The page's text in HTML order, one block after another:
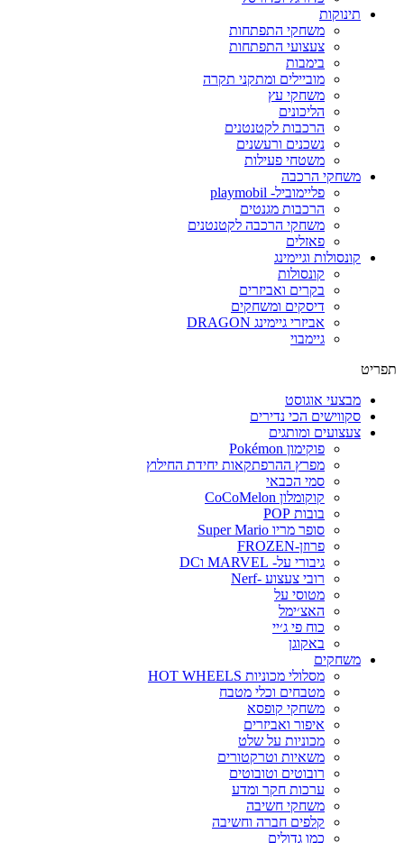
תינוקות
משחקי התפתחות
צעצועי התפתחות
בימבות
מוביילים ומתקני תקרה
משחקי עץ
הליכונים
הרכבות לקטנטנים
נשכנים ורעשנים
משטחי פעילות
משחקי הרכבה
פליימוביל- playmobil
הרכבות מגנטים
משחקי הרכבה לקטנטנים
פאזלים
קונסולות וגיימינג
קונסולות
בקרים ואביזרים
דיסקים ומשחקים
אביזרי גיימינג DRAGON
גיימבוי
תפריט
מבצעי אוגוסט
סקווישים הכי נדירים
צעצועים ומותגים
פוקימון Pokémon
מפרץ ההרפתקאות יחידת החילוץ
סמי הכבאי
קוקומלון CoCoMelon
בובות POP
סופר מריו Super Mario
פרוזן-FROZEN
גיבורי על- MARVEL וDC
רובי צעצוע -Nerf
מטוסי על
האצ׳ימל
כוח פי ג׳יי
באקוגן
משחקים
מסלולי מכוניות HOT WHEELS
מטבחים וכלי מטבח
משחקי קופסא
איפור ואביזרים
מכוניות על שלט
משאיות וטרקטורים
רובוטים וטובוטים
ערכות חקר ומדע
משחקי חשיבה
קלפים חברה וחשיבה
כמו גדולים